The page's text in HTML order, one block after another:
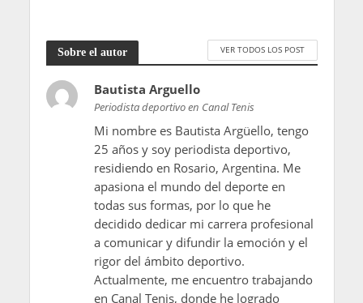
Sobre el autor VER TODOS LOS POST
Bautista Arguello
Periodista deportivo en Canal Tenis
Mi nombre es Bautista Argüello, tengo
25 años y soy periodista deportivo,
residiendo en Rosario, Argentina. Me
apasiona el mundo del deporte en
todas sus formas, por lo que he
decidido dedicar mi carrera profesional
a comunicar y difundir la emoción y el
rigor del ámbito deportivo.
Actualmente, me encuentro trabajando
en Canal Tenis, donde he logrado